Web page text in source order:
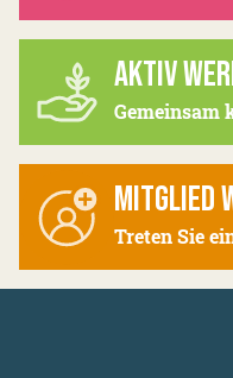
AKTIV
Gemeinsam
MITGLIED
Treten Sie